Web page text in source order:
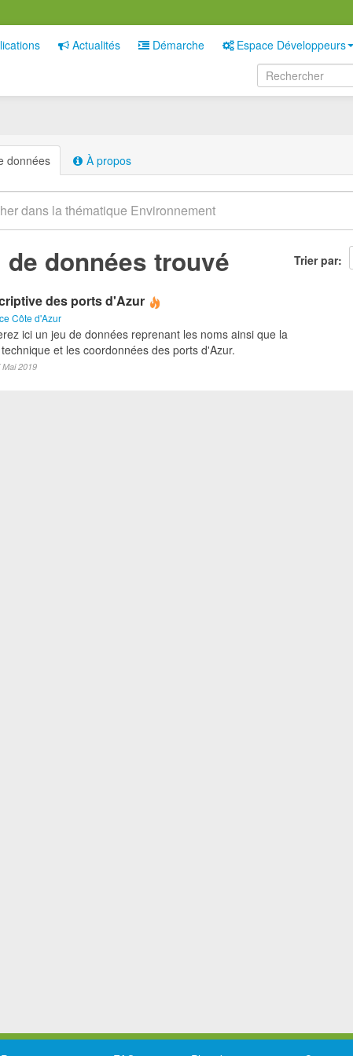
Actualités Démarche Espace Développeurs
données À propos
Trier par
de données trouvé
des ports d'Azur
Côte d'Azur
ici un jeu de données reprenant les noms ainsi que la
et les coordonnées des ports d'Azur.
2019